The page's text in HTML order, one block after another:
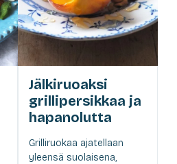
Jälkiruoaksi
grillipersikkaa ja
hapanolutta
Grilliruokaa ajatellaan
yleensä suolaisena,